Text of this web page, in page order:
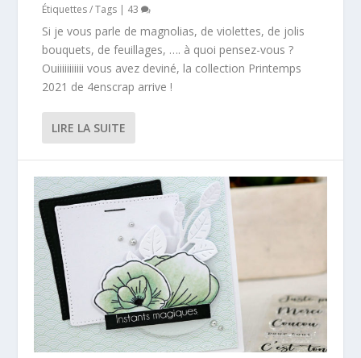
Étiquettes / Tags | 43
Si je vous parle de magnolias, de violettes, de jolis
bouquets, de feuillages, …. à quoi pensez-vous ?
Ouiiiiiiiiiii vous avez deviné, la collection Printemps
2021 de 4enscrap arrive !
LIRE LA SUITE